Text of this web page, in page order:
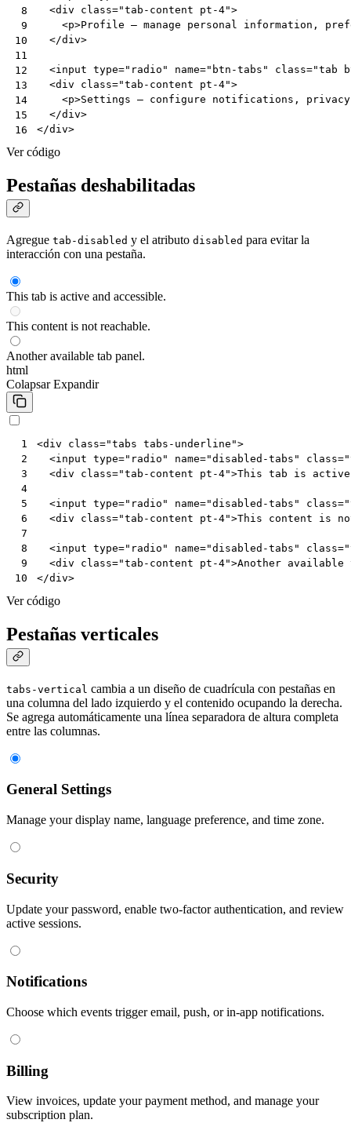
8
9
10
11
12
13
14
15
16
<div class="tab-content pt-4">
<p>Profile — manage personal information,
</div>
<input type="radio" name="btn-tabs" class="tab
<div class="tab-content pt-4">
<p>Settings — configure notifications,
</div>
</div>
Ver código
Pestañas deshabilitadas
Agregue tab-disabled y el atributo disabled para evitar la
interacción con una pestaña.
This tab is active and accessible.
This content is not reachable.
Another available tab panel.
html
Colapsar Expandir
1
2
3
4
5
6
7
8
9
10
<div class="tabs tabs-underline">
<input type="radio" name="disabled-tabs" class=
<div class="tab-content pt-4">This tab is active
<input type="radio" name="disabled-tabs" class=
<div class="tab-content pt-4">This content is
<input type="radio" name="disabled-tabs" class=
<div class="tab-content pt-4">Another available
</div>
Ver código
Pestañas verticales
tabs-vertical cambia a un diseño de cuadrícula con pestañas en
una columna del lado izquierdo y el contenido ocupando la derecha.
Se agrega automáticamente una línea separadora de altura completa
entre las columnas.
General Settings
Manage your display name, language preference, and time zone.
Security
Update your password, enable two-factor authentication, and review
active sessions.
Notifications
Choose which events trigger email, push, or in-app notifications.
Billing
View invoices, update your payment method, and manage your
subscription plan.